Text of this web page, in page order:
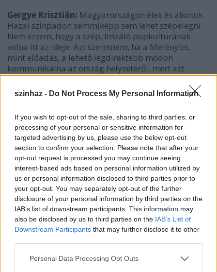
szinhaz - Do Not Process My Personal Information
If you wish to opt-out of the sale, sharing to third parties, or
processing of your personal or sensitive information for
targeted advertising by us, please use the below opt-out
section to confirm your selection. Please note that after your
opt-out request is processed you may continue seeing
interest-based ads based on personal information utilized by
us or personal information disclosed to third parties prior to
your opt-out. You may separately opt-out of the further
disclosure of your personal information by third parties on the
IAB’s list of downstream participants. This information may
also be disclosed by us to third parties on the IAB’s List of
Downstream Participants that may further disclose it to other
Please note that this website/app uses one or more Google
Personal Data Processing Opt Outs
Gergye Krisztián: Magyarországon élek és alkotok.
Hazai színpadon semmiképp sem lehet szépelegni.
Nem érzem, hogy a szép, lirizáló popkultúrának
volna itt az ideje. Azt szeretném, ha a Merénylet,
mint előadás, a lehető legdirektebb módon
kommunikálna az ország helyzetéről, mert azt
gondolom, hogy Magyarország nincs olyan
állapotban – most civil emberekről és a
társadalomról beszélek –, hogy képes lenne
közállapotainkat a közöny jellemzi. Itt nem csak az adott hatalomról van
szó, hanem az ellenzék impotenciájáról is. A teljes politikai-hatalmi elitünk
totális csődjéről. Ma nem számítanak az észérvek, helyette
gumicsontokat rágunk napi szinten, de effektíve cselekvésképtelen
állapotok uralkodnak. Azt sem gondolom, hogy én cselekvőképes
állapotban lennék. Mégis merni kell kommunikálni, bátornak kell lenni.
Érdekel, hogy egy kortárs művészeti cselekmény milyen hatással bír az
emberekre. Kíváncsi vagyok, effektíve tud-e olyan hatása lenni egy
előadásnak, mint az '56 kapcsán született, kultikussá vált kaposvári
Marat/Sade-nak volt. Ha megpróbálok felelősen létezni, akkor muszáj
vagyok olyan produkciókat létrehozni, amelyek kísérletet tesznek arra,
hogy megmozgassák a közönséget.